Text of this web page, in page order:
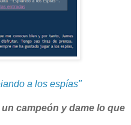
a los espías"
campeón y dame lo que